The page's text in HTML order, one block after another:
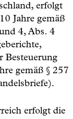
erfolgt
Jahre gemäß
4, Abs. 4
Besteuerung
gemäß § 257
erfolgt die